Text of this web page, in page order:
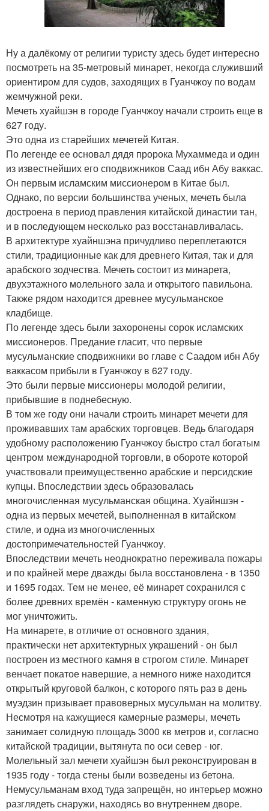
Ну а далёкому от религии туристу здесь будет интересно
посмотреть на 35-метровый минарет, некогда служивший
ориентиром для судов, заходящих в Гуанчжоу по водам
жемчужной реки.
Мечеть хуайшэн в городе Гуанчжоу начали строить еще в
627 году.
Это одна из старейших мечетей Китая.
По легенде ее основал дядя пророка Мухаммеда и один
из известнейших его сподвижников Саад ибн Абу ваккас.
Он первым исламским миссионером в Китае был.
Однако, по версии большинства ученых, мечеть была
достроена в период правления китайской династии тан,
и в последующем несколько раз восстанавливалась.
В архитектуре хуайншэна причудливо переплетаются
стили, традиционные как для древнего Китая, так и для
арабского зодчества. Мечеть состоит из минарета,
двухэтажного молельного зала и открытого павильона.
Также рядом находится древнее мусульманское
кладбище.
По легенде здесь были захоронены сорок исламских
миссионеров. Предание гласит, что первые
мусульманские сподвижники во главе с Саадом ибн Абу
ваккасом прибыли в Гуанчжоу в 627 году.
Это были первые миссионеры молодой религии,
прибывшие в поднебесную.
В том же году они начали строить минарет мечети для
проживавших там арабских торговцев. Ведь благодаря
удобному расположению Гуанчжоу быстро стал богатым
центром международной торговли, в обороте которой
участвовали преимущественно арабские и персидские
купцы. Впоследствии здесь образовалась
многочисленная мусульманская община. Хуайншэн -
одна из первых мечетей, выполненная в китайском
стиле, и одна из многочисленных
достопримечательностей Гуанчжоу.
Впоследствии мечеть неоднократно переживала пожары
и по крайней мере дважды была восстановлена - в 1350
и 1695 годах. Тем не менее, её минарет сохранился с
более древних времён - каменную структуру огонь не
мог уничтожить.
На минарете, в отличие от основного здания,
практически нет архитектурных украшений - он был
построен из местного камня в строгом стиле. Минарет
венчает покатое навершие, а немного ниже находится
открытый круговой балкон, с которого пять раз в день
муэдзин призывает правоверных мусульман на молитву.
Несмотря на кажущиеся камерные размеры, мечеть
занимает солидную площадь 3000 кв метров и, согласно
китайской традиции, вытянута по оси север - юг.
Молельный зал мечети хуайшэн был реконструирован в
1935 году - тогда стены были возведены из бетона.
Немусульманам вход туда запрещён, но интерьер можно
разглядеть снаружи, находясь во внутреннем дворе.